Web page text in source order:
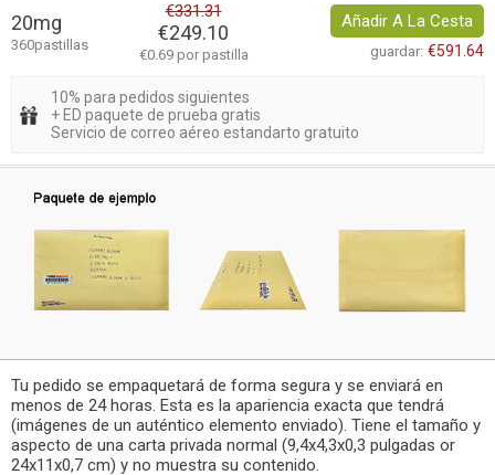
20mg
360pastillas
€331.31
€249.10
€0.69 por pastilla
Añadir A La Cesta
guardar: €591.64
10% para pedidos siguientes
+ ED paquete de prueba gratis
Servicio de correo aéreo estandarto gratuito
Tu pedido se empaquetará de forma segura y se enviará en
menos de 24 horas. Esta es la apariencia exacta que tendrá
(imágenes de un auténtico elemento enviado). Tiene el tamaño y
aspecto de una carta privada normal (9,4x4,3x0,3 pulgadas or
24x11x0,7 cm) y no muestra su contenido.